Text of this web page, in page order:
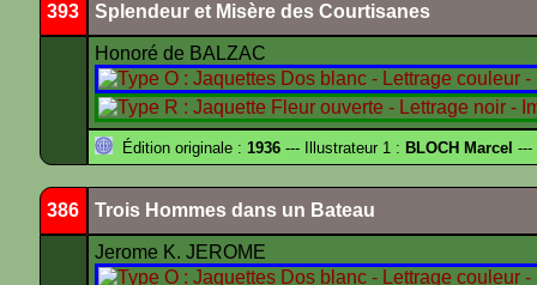
393 Splendeur et Misère des Courtisanes
Honoré de BALZAC
Édition originale : 1936 --- Illustrateur 1 : BLOCH Marcel ---
386 Trois Hommes dans un Bateau
Jerome K. JEROME